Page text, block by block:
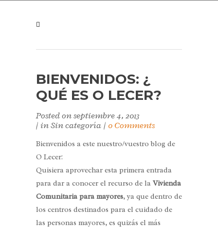
BIENVENIDOS: ¿
QUÉ ES O LECER?
Posted onseptiembre 4, 2013
in Sin categoría
0 Comments
Bienvenidos a este nuestro/vuestro blog de
O Lecer:
Quisiera aprovechar esta primera entrada
para dar a conocer el recurso de la Vivienda
Comunitaria para mayores, ya que dentro de
los centros destinados para el cuidado de
las personas mayores, es quizás el más